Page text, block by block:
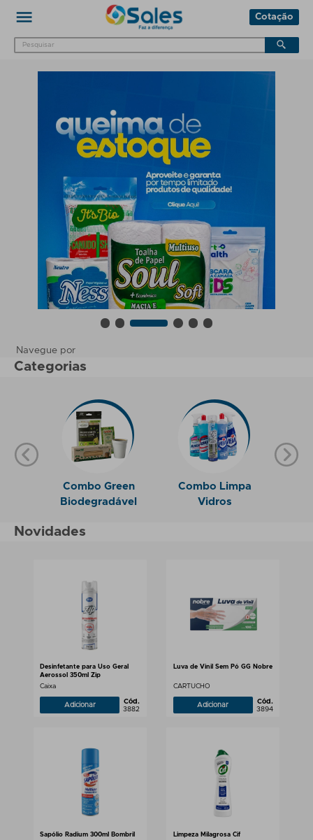
Cotação
Navegue por
Categorias
Combo Green
Biodegradável
Combo Limpa
Vidros
Novidades
Desinfetante para Uso Geral
Aerossol 350ml Zip
Caixa
Adicionar
Cód.
3882
Luva de Vinil Sem Pó GG Nobre
CARTUCHO
Adicionar
Cód.
3894
Sapólio Radium 300ml Bombril Limpeza Milagrosa Cif